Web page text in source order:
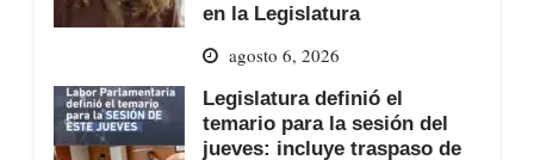
en la Legislatura
agosto 6, 2026
Legislatura definió el
temario para la sesión del
jueves: incluye traspaso de